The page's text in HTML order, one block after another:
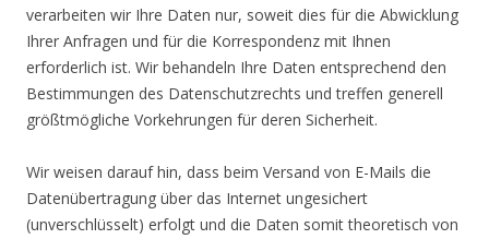
verarbeiten wir Ihre Daten nur, soweit dies für die Abwicklung
Ihrer Anfragen und für die Korrespondenz mit Ihnen
erforderlich ist. Wir behandeln Ihre Daten entsprechend den
Bestimmungen des Datenschutzrechts und treffen generell
größtmögliche Vorkehrungen für deren Sicherheit.
Wir weisen darauf hin, dass beim Versand von E-Mails die
Datenübertragung über das Internet ungesichert
(unverschlüsselt) erfolgt und die Daten somit theoretisch von